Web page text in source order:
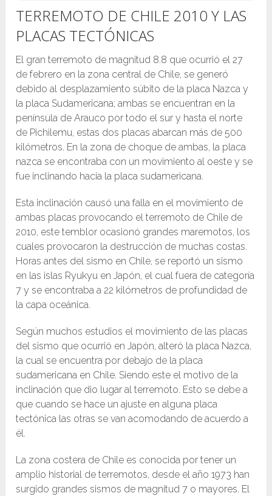
TERREMOTO DE CHILE 2010 Y LAS
PLACAS TECTÓNICAS
El gran terremoto de magnitud 8.8 que ocurrió el 27
de febrero en la zona central de Chile, se generó
debido al desplazamiento súbito de la placa Nazca y
la placa Sudamericana; ambas se encuentran en la
península de Arauco por todo el sur y hasta el norte
de Pichilemu, estas dos placas abarcan más de 500
kilómetros. En la zona de choque de ambas, la placa
nazca se encontraba con un movimiento al oeste y se
fue inclinando hacia la placa sudamericana.
Esta inclinación causó una falla en el movimiento de
ambas placas provocando el terremoto de Chile de
2010, este temblor ocasionó grandes maremotos, los
cuales provocaron la destrucción de muchas costas.
Horas antes del sismo en Chile, se reportó un sismo
en las islas Ryukyu en Japón, el cual fuera de categoría
7 y se encontraba a 22 kilómetros de profundidad de
la capa oceánica.
Según muchos estudios el movimiento de las placas
del sismo que ocurrió en Japón, alteró la placa Nazca,
la cual se encuentra por debajo de la placa
sudamericana en Chile. Siendo este el motivo de la
inclinación que dio lugar al terremoto. Esto se debe a
que cuando se hace un ajuste en alguna placa
tectónica las otras se van acomodando de acuerdo a
él.
La zona costera de Chile es conocida por tener un
amplio historial de terremotos, desde el año 1973 han
surgido grandes sismos de magnitud 7 o mayores. El